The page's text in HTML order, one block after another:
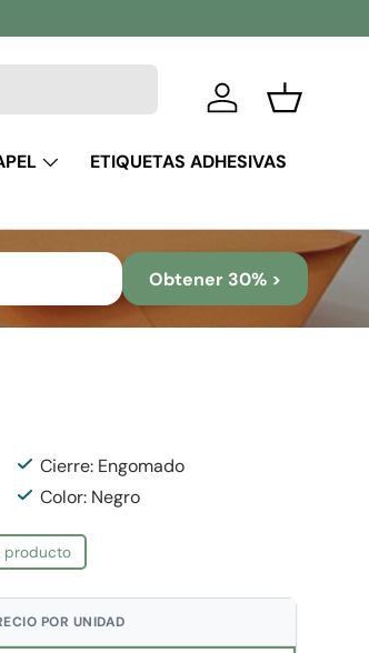
Iniciar sesión
Cesta
ETIQUETAS ADHESIVAS
Obtener 30% >
Cierre: Engomado
Color: Negro
producto
POR UNIDAD